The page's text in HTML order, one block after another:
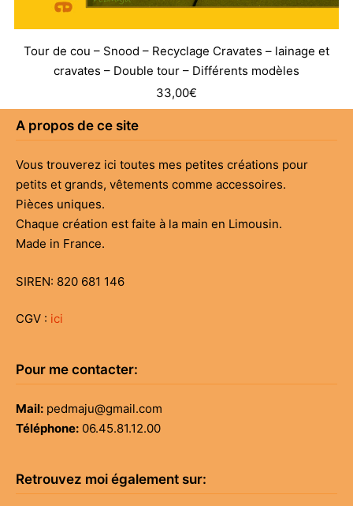
Tour de cou – Snood – Recyclage Cravates – lainage et
cravates – Double tour – Différents modèles
33,00€
A propos de ce site
Vous trouverez ici toutes mes petites créations pour
petits et grands, vêtements comme accessoires.
Pièces uniques.
Chaque création est faite à la main en Limousin.
Made in France.
SIREN: 820 681 146
CGV : ici
Pour me contacter:
Mail: pedmaju@gmail.com
Téléphone: 06.45.81.12.00
Retrouvez moi également sur: